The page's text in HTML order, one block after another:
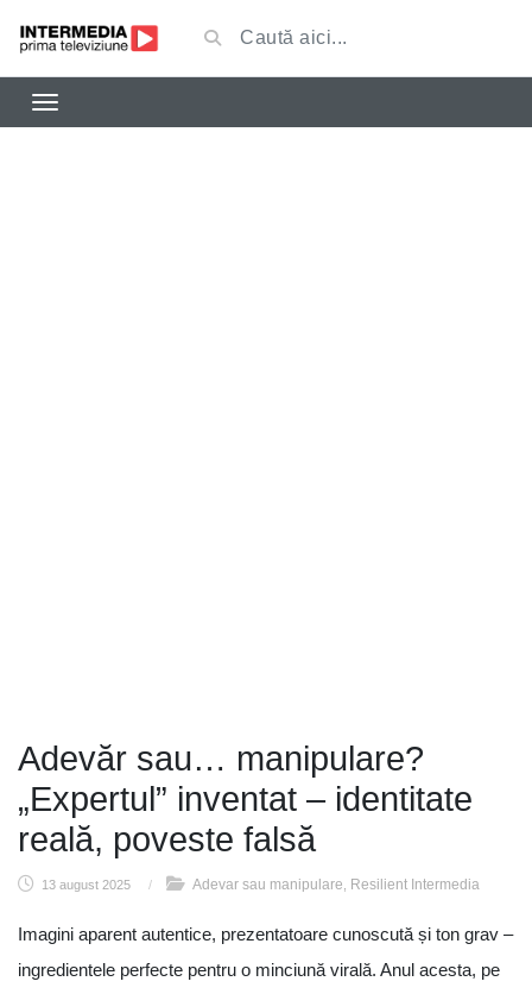
Adevăr sau… manipulare?
„Expertul” inventat – identitate
reală, poveste falsă
13 august 2025 / Adevar sau manipulare Resilient Intermedia
Imagini aparent autentice, prezentatoare cunoscută și ton grav –
ingredientele perfecte pentru o minciună virală. Anul acesta, pe